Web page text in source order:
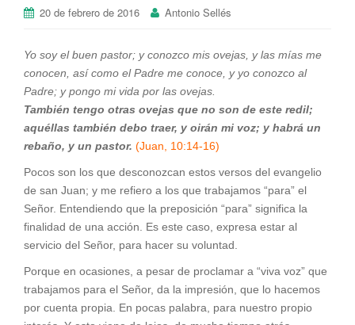
20 de febrero de 2016 Antonio Sellés
Yo soy el buen pastor; y conozco mis ovejas, y las mías me
conocen, así como el Padre me conoce, y yo conozco al
Padre; y pongo mi vida por las ovejas.
También tengo otras ovejas que no son de este redil;
aquéllas también debo traer, y oirán mi voz; y habrá un
rebaño, y un pastor. (Juan, 10:14-16)
Pocos son los que desconozcan estos versos del evangelio
de san Juan; y me refiero a los que trabajamos “para” el
Señor. Entendiendo que la preposición “para” significa la
finalidad de una acción. Es este caso, expresa estar al
servicio del Señor, para hacer su voluntad.
Porque en ocasiones, a pesar de proclamar a “viva voz” que
trabajamos para el Señor, da la impresión, que lo hacemos
por cuenta propia. En pocas palabra, para nuestro propio